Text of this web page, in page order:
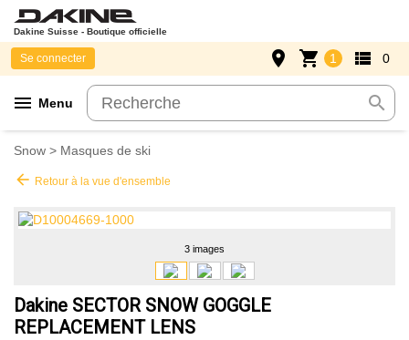
Dakine Suisse - Boutique officielle
menu Menu search
Se connecter place shopping_cart 1 view_list 0
Snow > Masques de ski
arrow_back Retour à la vue d'ensemble
3 images
Dakine SECTOR SNOW GOGGLE
REPLACEMENT LENS